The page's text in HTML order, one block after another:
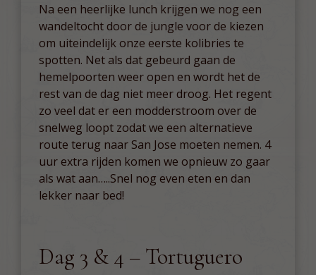
Na een heerlijke lunch krijgen we nog een
wandeltocht door de jungle voor de kiezen
om uiteindelijk onze eerste kolibries te
spotten. Net als dat gebeurd gaan de
hemelpoorten weer open en wordt het de
rest van de dag niet meer droog. Het regent
zo veel dat er een modderstroom over de
snelweg loopt zodat we een alternatieve
route terug naar San Jose moeten nemen. 4
uur extra rijden komen we opnieuw zo gaar
als wat aan…..Snel nog even eten en dan
lekker naar bed!
Dag 3 & 4 – Tortuguero